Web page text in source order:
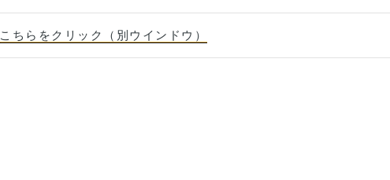
こちらをクリック（別ウインドウ）